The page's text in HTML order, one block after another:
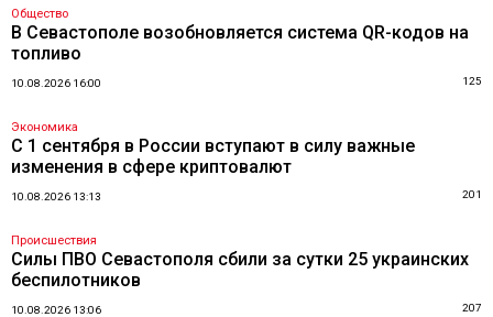
Общество
В Севастополе возобновляется система QR-кодов на
топливо
10.08.2026 16:00 125
Экономика
С 1 сентября в России вступают в силу важные
изменения в сфере криптовалют
10.08.2026 13:13 201
Происшествия
Силы ПВО Севастополя сбили за сутки 25 украинских
беспилотников
10.08.2026 13:06 207